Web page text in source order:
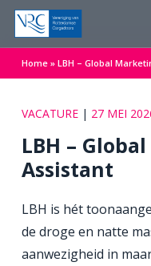
Skip
content
Home» LBH – Global
VACATURE | 27 MEI
LBH –
Assistant
LBH is hét
de droge en natte
aanwezigheid in